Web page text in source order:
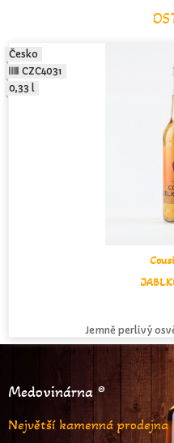
Jemně perlivý
Česko
CZC4031
0,33 l
Medovinárna ®
Největší kamenná prodejna